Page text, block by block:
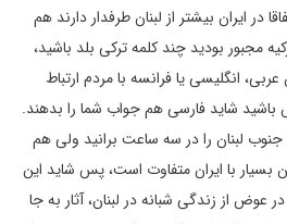
در ایران بیشتر از لبنان طرفدار دارند هم
مجبور بودید چند کلمه ترکی بلد باشید،
عربی، انگلیسی یا فرانسه با مردم ارتباط
باشید شاید فارسی هم جواب شما را بدهند.
جنوب لبنان را در سه ساعت برانید ولی هم
بسیار با ایران متفاوت است، پس شاید این
از زندگی شبانه در لبنان، آثار به جا